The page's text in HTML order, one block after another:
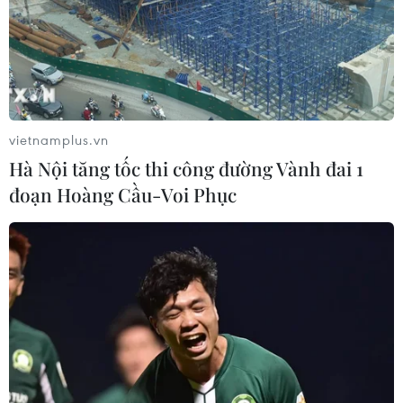
TIN LIÊN QUAN
vietnamplus.vn
Hà Nội tăng tốc thi công đường Vành đai 1
đoạn Hoàng Cầu-Voi Phục